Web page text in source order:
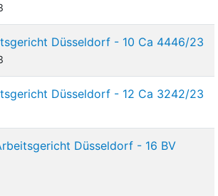
Düsseldorf - 10 Ca 4446/23
Düsseldorf - 12 Ca 3242/23
Düsseldorf - 16 BV